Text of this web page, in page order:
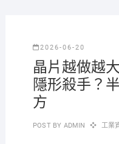
2026-06-20
晶片越做越
隱形殺手？
方
POST BY ADMIN 工業